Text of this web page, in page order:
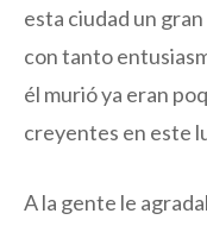
esta ciudad un
con tanto
él murió ya eran
creyentes en este
A la gente le